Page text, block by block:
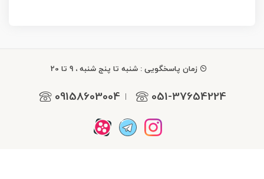
زمان پاسخگویی : شنبه تا پنج شنبه ، 9 تا 20
051-37654224
|
09158603004